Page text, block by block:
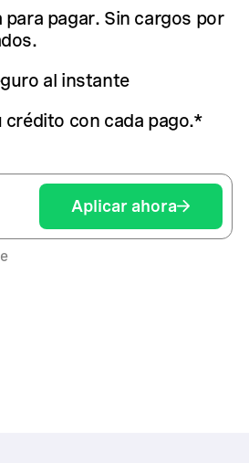
pagar. Sin cargos por
al instante
con cada pago.*
Aplicar ahora